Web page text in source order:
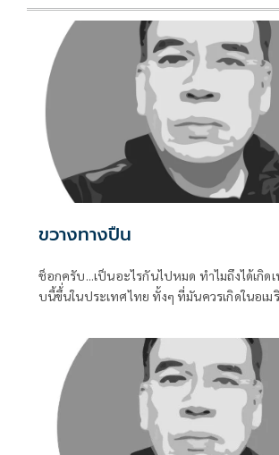
ขวางทางปืน
ช็อกครับ...เป็นอะไรกันไปหมด ทำไมถึงได้เกิด
บนี้ขึ้่นในประเทศไทย ทั้งๆ ที่มันควรเกิดในอเม
ไม่ว่าเด็กหรือผูัใหญ่ เมื่อถึงคราวต้องการใช้ มันห